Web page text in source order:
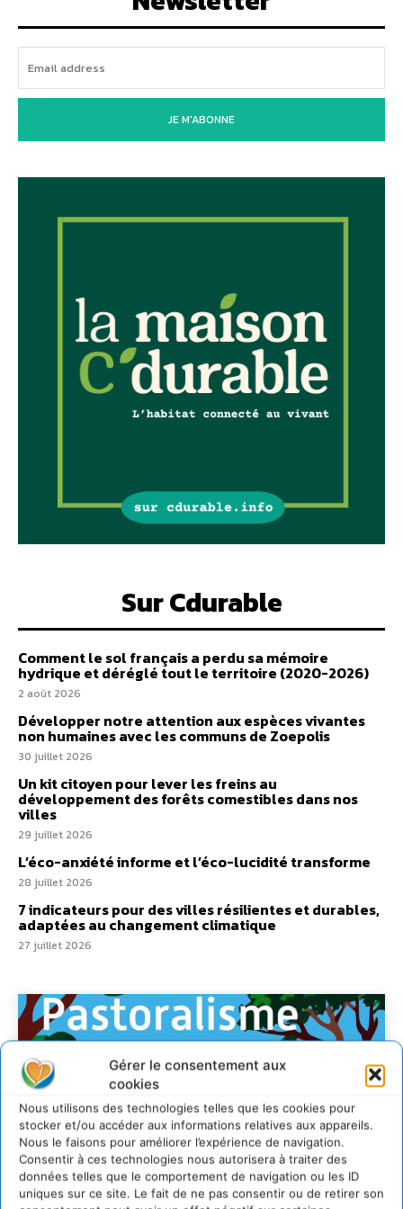
Gérer le consentement aux
cookies
Nous utilisons des technologies telles que les cookies pour
stocker et/ou accéder aux informations relatives aux appareils.
Nous le faisons pour améliorer l’expérience de navigation.
Consentir à ces technologies nous autorisera à traiter des
données telles que le comportement de navigation ou les ID
uniques sur ce site. Le fait de ne pas consentir ou de retirer son
JE M'ABONNE
Sur Cdurable
Comment le sol français a perdu sa mémoire
hydrique et déréglé tout le territoire (2020-2026)
2 août 2026
Développer notre attention aux espèces vivantes
non humaines avec les communs de Zoepolis
30 juillet 2026
Un kit citoyen pour lever les freins au
développement des forêts comestibles dans nos
villes
29 juillet 2026
L’éco-anxiété informe et l’éco-lucidité transforme
28 juillet 2026
7 indicateurs pour des villes résilientes et durables,
adaptées au changement climatique
27 juillet 2026